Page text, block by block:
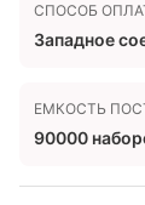
СПОСОБ
Западное
ЕМКОСТЬ
90000